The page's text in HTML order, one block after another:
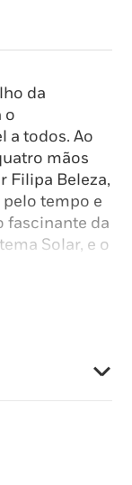
da
o
a todos. Ao
mãos
Filipa Beleza,
tempo e
fascinante da
Solar, e o
das